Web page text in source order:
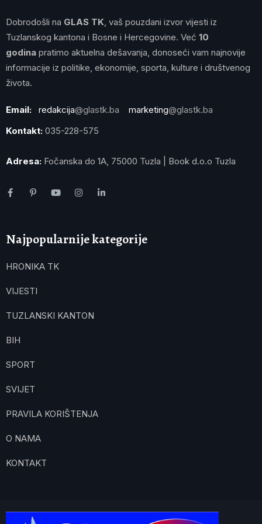
Dobrodošli na GLAS TK , vaš pouzdani izvor vijesti iz
Tuzlanskog kantona i Bosne i Hercegovine. Već 10
godina pratimo aktuelna dešavanja, donoseći vam najnovije
informacije iz politike, ekonomije, sporta, kulture i društvenog
života.
Email: redakcija@glastk.ba marketing@glastk.ba
Kontakt: 035-228-575
Adresa: Fočanska do 1A, 75000 Tuzla | Book d.o.o Tuzla
Najpopularnije kategorije
HRONIKA TK
VIJESTI
TUZLANSKI KANTON
BIH
SPORT
SVIJET
PRAVILA KORIŠTENJA
O NAMA
KONTAKT